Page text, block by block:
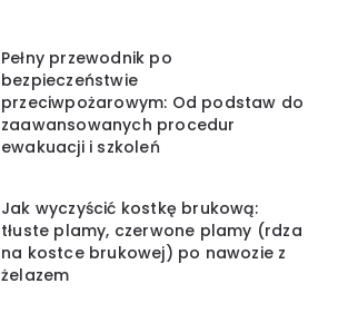
Pełny przewodnik po
bezpieczeństwie
przeciwpożarowym: Od podstaw do
zaawansowanych procedur
ewakuacji i szkoleń
Jak wyczyścić kostkę brukową:
tłuste plamy, czerwone plamy (rdza
na kostce brukowej) po nawozie z
żelazem